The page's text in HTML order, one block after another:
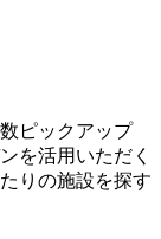
ピックアップ
を活用いただく
りの施設を探す